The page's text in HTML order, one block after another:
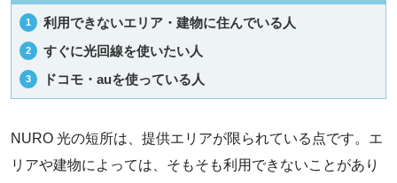
利用できないエリア・建物に住んでいる人
すぐに光回線を使いたい人
ドコモ・auを使っている人
NURO 光の短所は、提供エリアが限られている点です。エ
リアや建物によっては、そもそも利用できないことがあり